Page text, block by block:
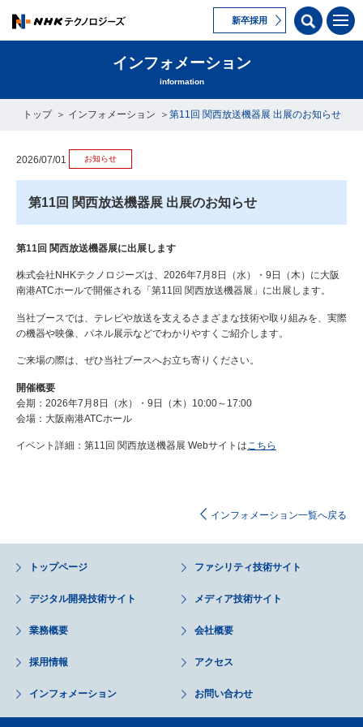
新卒採用
インフォメーション
information
トップ インフォメーション 第11回 関西放送機器展 出展のお知らせ
2026/07/01 お知らせ
第11回 関西放送機器展 出展のお知らせ
第11回 関西放送機器展に出展します
株式会社 NHKテクノロジーズは、 2026年7 月 8日（水）・ 9 日（木）に大阪
南港ATCホールで開催される「第11 回 関西放送機器展」に出展します。
当社ブースでは、テレビや放送を支えるさまざまな技術や取り組みを、実際
の機器や映像、パネル展示などでわかりやすくご紹介します。
ご来場の際は、ぜひ当社ブースへお立ち寄りください。
開催概要
会期： 2026年7 月8日（水）・ 9 日（木） 10:00～ 17:00
会場：大阪南港ATCホール
イベント詳細：第11回 関西放送機器展 Webサイトはこちら
インフォメーション一覧へ戻る
トップページ ファシリティ技術サイト
デジタル開発技術サイト メディア技術サイト
業務概要 会社概要
採用情報 アクセス
インフォメーション お問い合わせ